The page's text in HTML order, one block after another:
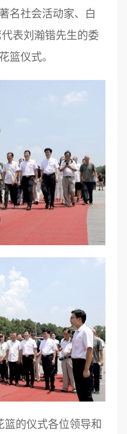
名社会活动家、白
表刘瀚锴先生的委
篮仪式。
的仪式各位领导和